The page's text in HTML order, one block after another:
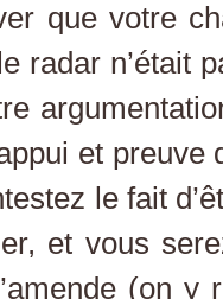
que votre
radar n’était
et
le fait
et vous
(on y